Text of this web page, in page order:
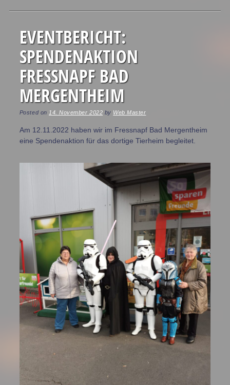
EVENTBERICHT:
SPENDENAKTION
FRESSNAPF BAD
MERGENTHEIM
Posted on 14. November 2022 by Web Master
Am 12.11.2022 haben wir im Fressnapf Bad Mergentheim
eine Spendenaktion für das dortige Tierheim begleitet.